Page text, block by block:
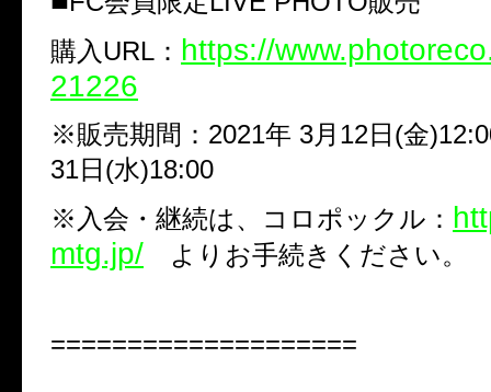
購入 URL ： https://
21226
※販売期間： 2021年 3月 12日 (金
31日 (水)18:00
※ 入会・継続は、コロポックル：
mtg.jp/ よりお手続きください。
====================